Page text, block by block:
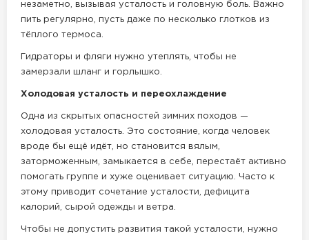
незаметно, вызывая усталость и головную боль. Важно
пить регулярно, пусть даже по несколько глотков из
тёплого термоса.
Гидраторы и фляги нужно утеплять, чтобы не
замерзали шланг и горлышко.
Холодовая усталость и переохлаждение
Одна из скрытых опасностей зимних походов —
холодовая усталость. Это состояние, когда человек
вроде бы ещё идёт, но становится вялым,
заторможенным, замыкается в себе, перестаёт активно
помогать группе и хуже оценивает ситуацию. Часто к
этому приводит сочетание усталости, дефицита
калорий, сырой одежды и ветра.
Чтобы не допустить развития такой усталости, нужно